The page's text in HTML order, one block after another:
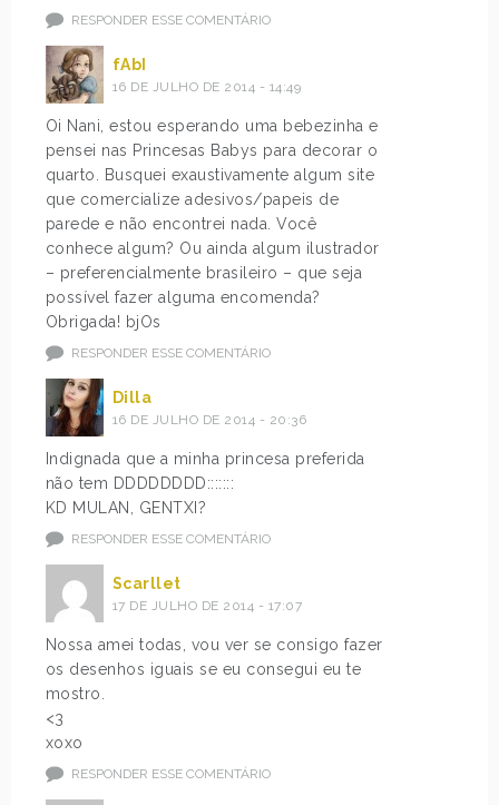
RESPONDER ESSE COMENTÁRIO
fAbI
16 DE JULHO DE 2014 - 14:49
Oi Nani, estou esperando uma bebezinha e
pensei nas Princesas Babys para decorar o
quarto. Busquei exaustivamente algum site
que comercialize adesivos/papeis de
parede e não encontrei nada. Você
conhece algum? Ou ainda algum ilustrador
– preferencialmente brasileiro – que seja
possível fazer alguma encomenda?
Obrigada! bjOs
RESPONDER ESSE COMENTÁRIO
Dilla
16 DE JULHO DE 2014 - 20:36
Indignada que a minha princesa preferida
não tem DDDDDDDD:::::::
KD MULAN, GENTXI?
RESPONDER ESSE COMENTÁRIO
Scarllet
17 DE JULHO DE 2014 - 17:07
Nossa amei todas, vou ver se consigo fazer
os desenhos iguais se eu consegui eu te
mostro.
<3
xoxo
RESPONDER ESSE COMENTÁRIO